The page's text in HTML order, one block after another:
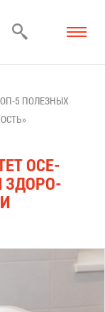
5 ПО­ЛЕЗ­НЫХ
ОСЕ­
ЗДО­РО­